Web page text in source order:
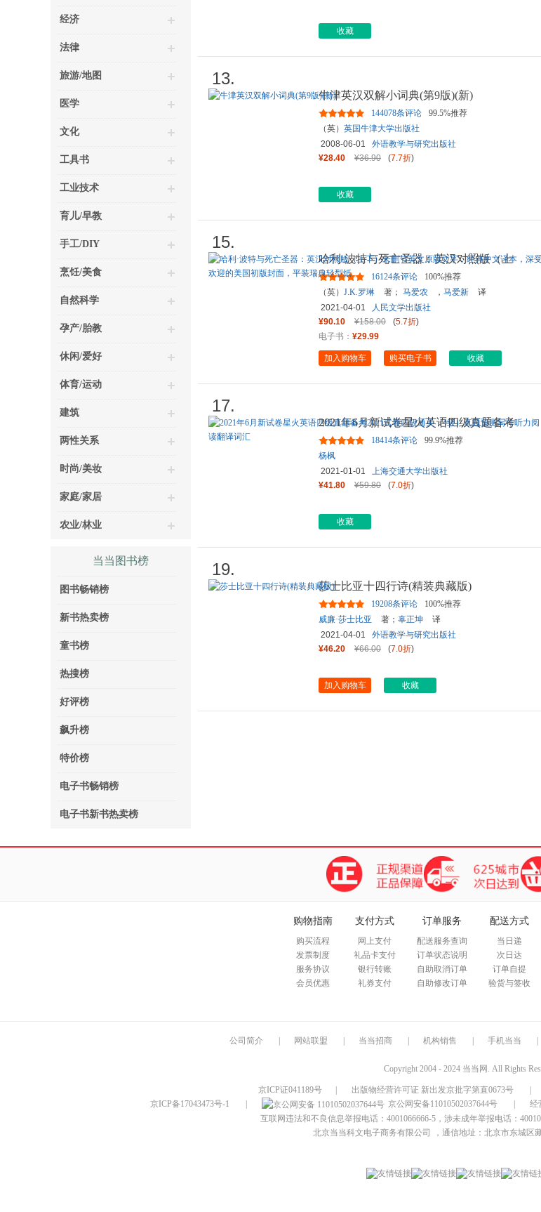
经济
法律
旅游/地图
医学
文化
工具书
工业技术
育儿/早教
手工/DIY
烹饪/美食
自然科学
孕产/胎教
休闲/爱好
体育/运动
建筑
两性关系
时尚/美妆
家庭/家居
农业/林业
当当图书榜
图书畅销榜
新书热卖榜
童书榜
热搜榜
好评榜
飙升榜
特价榜
电子书畅销榜
电子书新书热卖榜
收藏
13.
牛津英汉双解小词典(第9版)(新)
144078条评论
99.5%推荐
（英） 英国牛津大学出版社
2008-06-01
外语教学与研究出版社
¥28.40
¥36.90 (7.7折)
收藏
15.
哈利·波特与死亡圣器：英汉对照版（上
下）未删节英文原版文字，...
16124条评论
100%推荐
（英） J.K.罗琳 著； 马爱农 ， 马爱新
译
2021-04-01
人民文学出版社
¥90.10
¥158.00 (5.7折)
电子书： ¥29.99
加入购物车 购买电子书 收藏
17.
2021年6月新试卷星火英语四级真题备考
2021试卷四级通关（4级）真...
18414条评论
99.9%推荐
杨枫
2021-01-01
上海交通大学出版社
¥41.80
¥59.80 (7.0折)
收藏
19.
莎士比亚十四行诗(精装典藏版)
19208条评论
100%推荐
威廉·莎士比亚
著； 辜正坤
译
2021-04-01
外语教学与研究出版社
¥46.20
¥66.00 (7.0折)
加入购物车 收藏
购物指南
购买流程
发票制度
服务协议
会员优惠
支付方式
网上支付
礼品卡支付
银行转账
礼券支付
订单服务
配送服务查询
订单状态说明
自助取消订单
自助修改订单
配送方式
当日递
次日达
订单自提
验货与签收
公司简介 网站联盟 当当招商 机构销售 手机当当
Copyright 2004 - 2024 当当网. All Rights
京ICP证041189号 出版物经营许可证 新出发京批字第直0673号
京ICP备17043473号-1
京公网安备11010502037644号 经
互联网违法和不良信息举报电话：4001066666-5，涉未成年举报电话：
北京当当科文电子商务有限公司
，通信地址：北京市东城区